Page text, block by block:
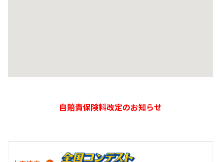
自賠責保険料改定のお知らせ